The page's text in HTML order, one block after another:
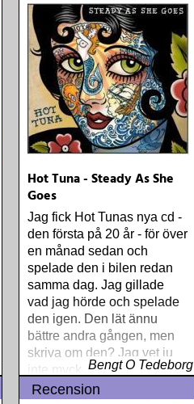
från en ung mans liv
Hot Tuna - Steady As She
Goes
Jag fick Hot Tunas nya cd -
den första på 20 år - för över
en månad sedan och
spelade den i bilen redan
samma dag. Jag gillade
vad jag hörde och spelade
den igen. Den lät ännu
bättre andra gången, men
skriva om den? Jag vet ju
inte mycket om Hot Tuna
Bengt O Tedeborg
Recension